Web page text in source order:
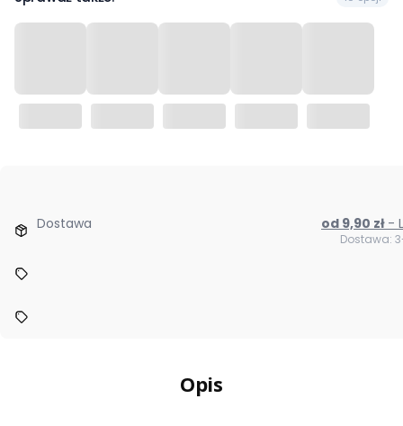
Dostawa od 9,90 zł
Dostawa:
Opis